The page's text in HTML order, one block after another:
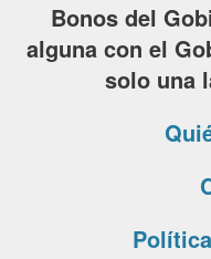
Bonos del
alguna con el
solo una